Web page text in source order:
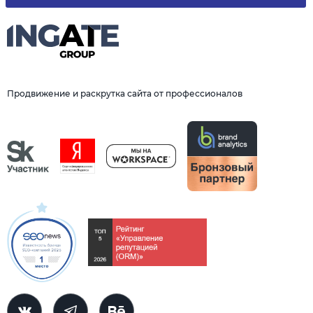
Продвижение и раскрутка сайта от профессионалов